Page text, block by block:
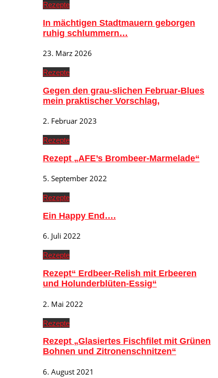
Rezepte
In mächtigen Stadtmauern geborgen
ruhig schlummern…
23. März 2026
Rezepte
Gegen den grau-slichen Februar-Blues
mein praktischer Vorschlag,
2. Februar 2023
Rezepte
Rezept „AFE’s Brombeer-Marmelade“
5. September 2022
Rezepte
Ein Happy End….
6. Juli 2022
Rezepte
Rezept“ Erdbeer-Relish mit Erbeeren
und Holunderblüten-Essig“
2. Mai 2022
Rezepte
Rezept „Glasiertes Fischfilet mit Grünen
Bohnen und Zitronenschnitzen“
6. August 2021